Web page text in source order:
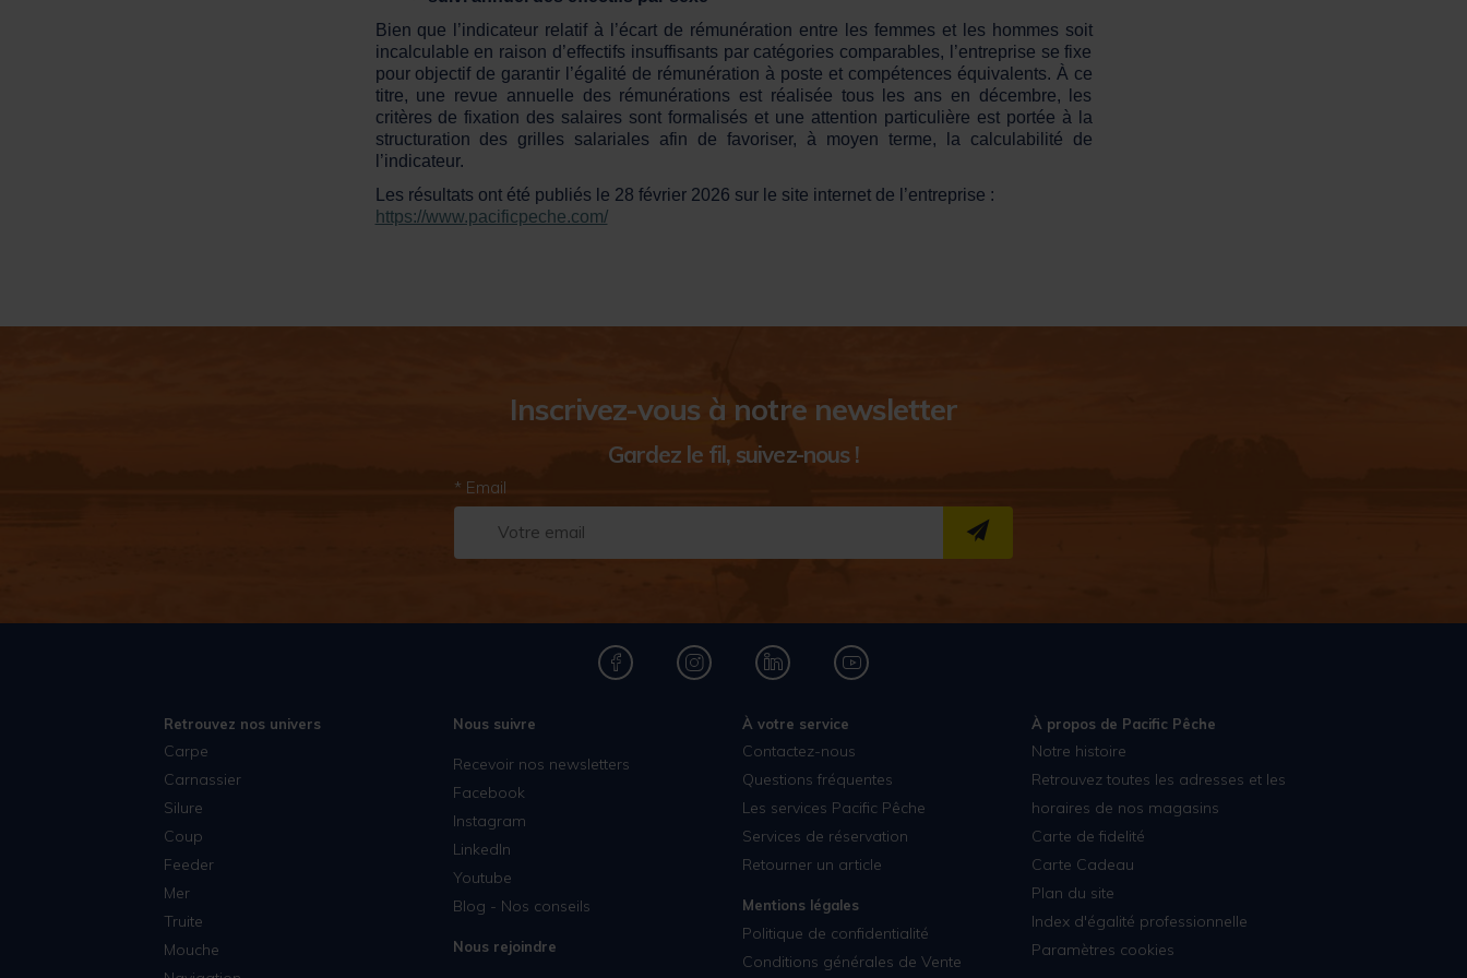
Bien que l’indicateur relatif à l’écart de rémunération entre les femmes et les hommes soit
incalculable en raison d’effectifs insuffisants par catégories comparables, l’entreprise se fixe
pour objectif de garantir l’égalité de rémunération à poste et compétences équivalents. À ce
titre, une revue annuelle des rémunérations est réalisée tous les ans en décembre, les
critères de fixation des salaires sont formalisés et une attention particulière est portée à la
structuration des grilles salariales afin de favoriser, à moyen terme, la calculabilité de
l’indicateur.
Les résultats ont été publiés le 28 février 2026 sur le site internet de l’entreprise :
https://www.pacificpeche.com/
Inscrivez-vous à notre newsletter
Gardez le fil, suivez-nous !
* Email
S''INSCRIRE
Retrouvez nos univers
Carpe
Carnassier
Silure
Coup
Feeder
Mer
Truite
Mouche
Nous suivre
Recevoir nos newsletters
Facebook
Instagram
LinkedIn
Youtube
Blog - Nos conseils
Nous rejoindre
À votre service
Contactez-nous
Questions fréquentes
Les services Pacific Pêche
Services de réservation
Retourner un article
Mentions légales
Politique de confidentialité
Conditions générales de Vente
À propos de Pacific Pêche
Notre histoire
Retrouvez toutes les adresses et les
horaires de nos magasins
Carte de fidelité
Carte Cadeau
Plan du site
Index d'égalité professionnelle
Paramètres cookies